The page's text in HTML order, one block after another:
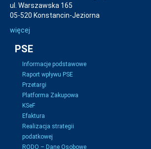
ul. Warszawska 165
05-520 Konstancin-Jeziorna
więcej
PSE
Informacje podstawowe
Raport wpływu PSE
Przetargi
Platforma Zakupowa
KSeF
Efaktura
Realizacja strategii
podatkowej
RODO – Dane Osobowe